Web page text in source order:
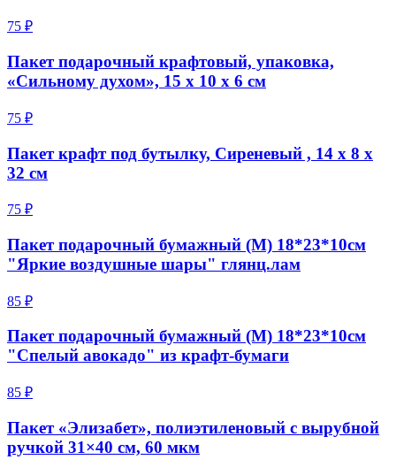
75 ₽
Пакет подарочный крафтовый, упаковка,
«Сильному духом», 15 х 10 х 6 см
75 ₽
Пакет крафт под бутылку, Сиреневый , 14 х 8 х
32 см
75 ₽
Пакет подарочный бумажный (M) 18*23*10см
"Яркие воздушные шары" глянц.лам
85 ₽
Пакет подарочный бумажный (M) 18*23*10см
"Спелый авокадо" из крафт-бумаги
85 ₽
Пакет «Элизабет», полиэтиленовый с вырубной
ручкой 31×40 см, 60 мкм